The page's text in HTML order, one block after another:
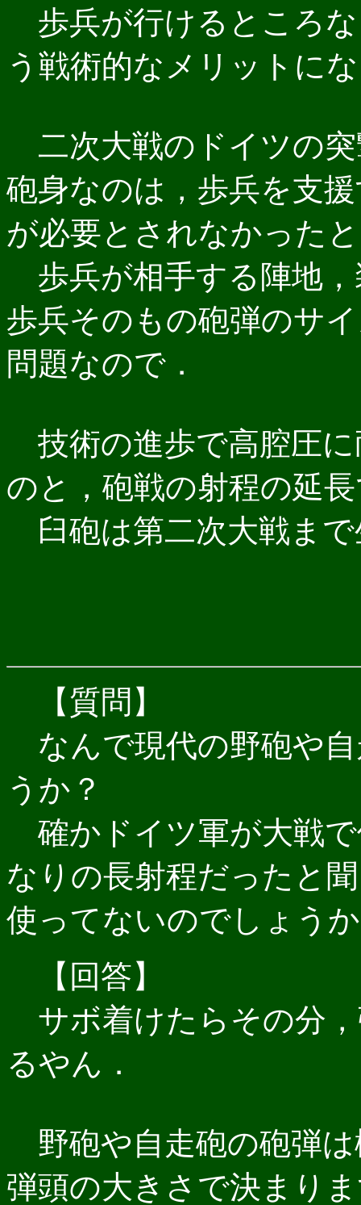
歩兵が行けるところ
う戦術的なメリットに
二次大戦のドイツの
砲身なのは，歩兵を支
が必要とされなかった
歩兵が相手する陣地
歩兵そのもの砲弾のサ
問題なので．
技術の進歩で高腔圧
のと，砲戦の射程の延
臼砲は第二次大戦ま
【質問】
なんで現代の野砲や
うか？
確かドイツ軍が大戦
なりの長射程だったと
使ってないのでしょう
【回答】
サボ着けたらその分
るやん．
野砲や自走砲の砲弾
弾頭の大きさで決まり